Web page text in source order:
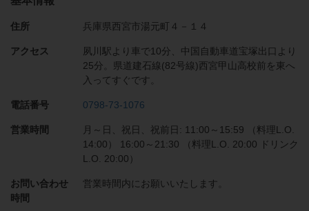
住所 兵庫県西宮市湯元町４－１４
アクセス
夙川駅より車で10分、中国自動車道宝塚出口より
25分。県道建石線(82号線)西宮甲山高校前を東へ
入ってすぐです。
電話番号 0798-73-1076
営業時間
月～日、祝日、祝前日: 11:00～15:59 （料理L.O.
14:00） 16:00～21:30 （料理L.O. 20:00 ドリンク
L.O. 20:00）
お問い合わせ
時間
営業時間内にお願いいたします。